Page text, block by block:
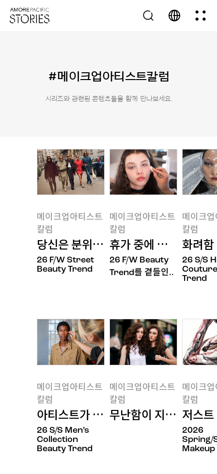
#메이크업아티스트칼럼
시리즈와 관련된 콘텐츠들을 함께 만나보세요.
메이크업아티스트칼
럼
메이크업아티스트
칼럼
당신은 분위기 있는 사람인가?
26 F/W Street
Beauty Trend
메이크업아티스트칼
럼
메이크업아티스트
칼럼
휴가 중에 세포라 다
26 F/W Beauty
Trend를 곁들인..
메이크업
럼
메이크
칼럼
화려
26 S/S
Trend
메이크업아티스트칼
럼
메이크업아티스트
칼럼
아티스트가 바라본 뷰티 트렌드, 키워
26 S/S Men’s
Collection
Beauty Trend
메이크업아티스트칼
메이크업아티스트
칼럼
무난함이 지겨워진
메이크업
럼
메이크
칼럼
저스
2026
Spring/